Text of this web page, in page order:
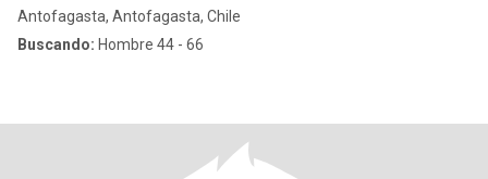
Antofagasta, Antofagasta, Chile
Buscando: Hombre 44 - 66